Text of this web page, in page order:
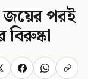
পরই